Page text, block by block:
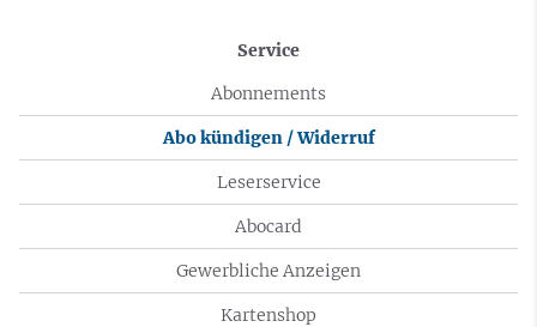
Service
Abonnements
Abo kündigen / Widerruf
Leserservice
Abocard
Gewerbliche Anzeigen
Kartenshop